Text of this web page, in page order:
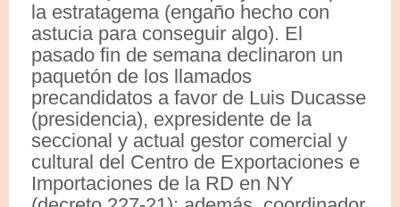
la estratagema (engaño hecho con
astucia para conseguir algo). El
pasado fin de semana declinaron un
paquetón de los llamados
precandidatos a favor de Luis Ducasse
(presidencia), expresidente de la
seccional y actual gestor comercial y
cultural del Centro de Exportaciones e
Importaciones de la RD en NY